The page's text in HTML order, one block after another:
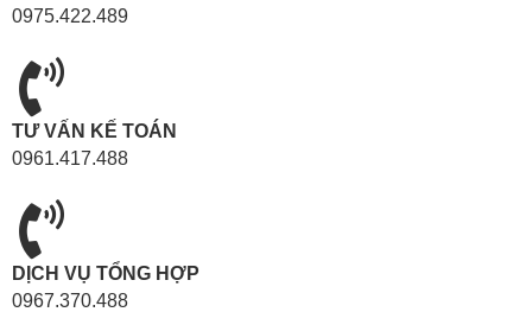
0975.422.489
TƯ VẤN KẾ TOÁN
0961.417.488
DỊCH VỤ TỔNG HỢP
0967.370.488